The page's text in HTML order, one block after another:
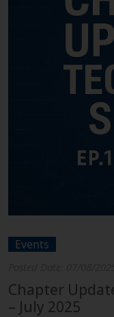
Events
Chapter
– July 2025